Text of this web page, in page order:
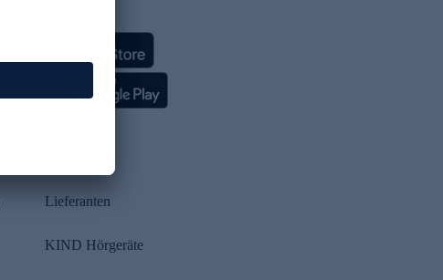
Lieferanten
KIND Hörgeräte